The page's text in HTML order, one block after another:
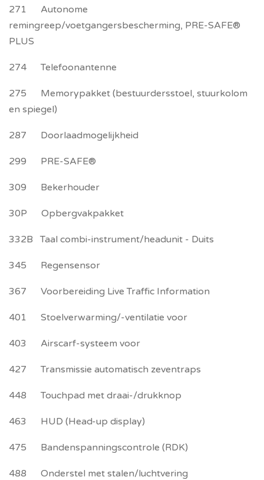
271 Autonome
remingreep/voetgangersbescherming, PRE-SAFE®
PLUS
274 Telefoonantenne
275 Memorypakket (bestuurdersstoel, stuurkolom
en spiegel)
287 Doorlaadmogelijkheid
299 PRE-SAFE®
309 Bekerhouder
30P Opbergvakpakket
332B Taal combi-instrument/headunit - Duits
345 Regensensor
367 Voorbereiding Live Traffic Information
401 Stoelverwarming/-ventilatie voor
403 Airscarf-systeem voor
427 Transmissie automatisch zeventraps
448 Touchpad met draai-/drukknop
463 HUD (Head-up display)
475 Bandenspanningscontrole (RDK)
488 Onderstel met stalen/luchtvering